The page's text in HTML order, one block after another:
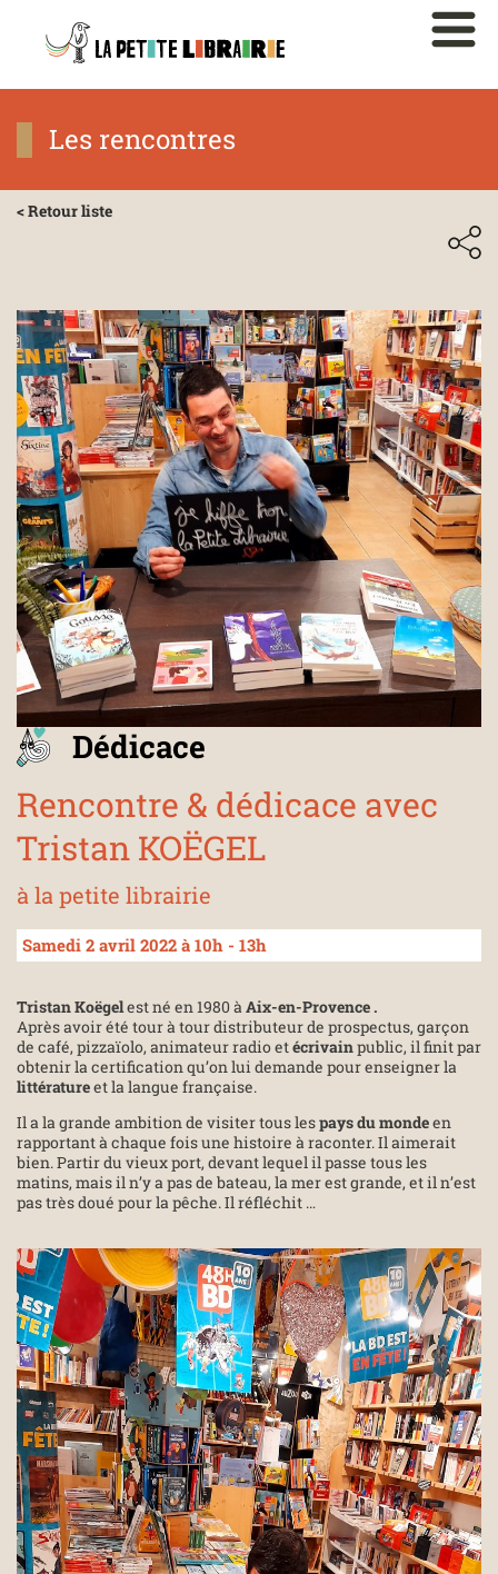
Les rencontres
< Retour liste
Dédicace
Rencontre & dédicace avec
Tristan KOËGEL
à la petite librairie
Samedi 2 avril 2022 à 10h - 13h
Tristan Koëgelest né en 1980 àAix-en-Provence .
Après avoir été tour à tour distributeur de prospectus, garçon
de café, pizzaïolo, animateur radio etécrivainpublic, il finit par
obtenir la certification qu’on lui demande pour enseigner la
littératureet la langue française.
Il a la grande ambition de visiter tous lespays du mondeen
rapportant à chaque fois une histoire à raconter. Il aimerait
bien. Partir du vieux port, devant lequel il passe tous les
matins, mais il n’y a pas de bateau, la mer est grande, et il n’est
pas très doué pour la pêche. Il réfléchit …